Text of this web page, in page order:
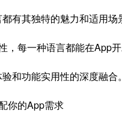
有其独特的魅力和适用
，每一种语言都能在App
和功能实用性的深度融合。
你的App需求